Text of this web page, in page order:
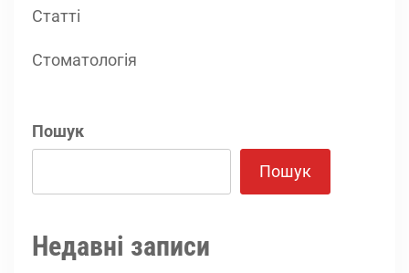
Статті
Стоматологія
Пошук
Пошук
Недавні записи